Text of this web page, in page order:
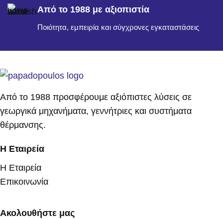
Από το 1988 με αξιοπιστία
Ποιότητα, εμπειρία και σύγχρονες εγκαταστάσεις
Από το 1988 προσφέρουμε αξιόπιστες λύσεις σε
γεωργικά μηχανήματα, γεννήτριες και συστήματα
θέρμανσης.
Η Εταιρεία
Η Εταιρεία
Επικοινωνία
Ακολουθήστε μας